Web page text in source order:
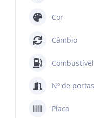
Cor
Câmbio
Combustível
Nº de portas
Placa